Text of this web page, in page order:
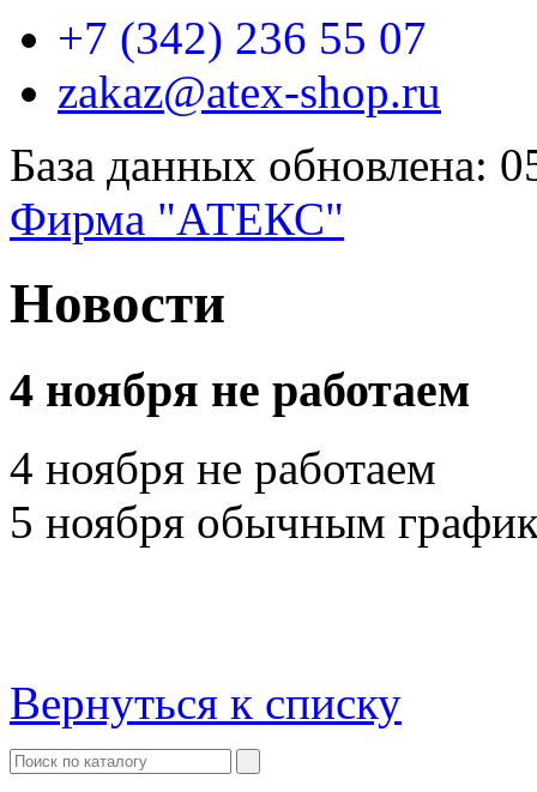
+7 (342) 236 55 07
zakaz@atex-shop.ru
База данных обновлена:
Фирма "АТЕКС"
Новости
4 ноября не работаем
4 ноября не работаем
5 ноября обычным
Вернуться к списку